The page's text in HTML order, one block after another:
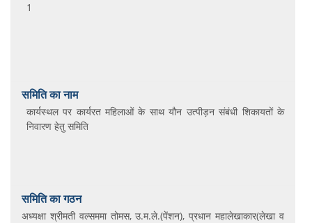
1
कार्यस्‍थल पर कार्यरत महिलाओं के साथ यौन उत्‍पीड़न संबंधी शिकायतों के
निवारण हेतु समिति
अध्‍यक्षा श्रीमती वल्सममा तोमस, उ.म.ले.(पेंशन), प्रधान महालेखाकार(लेखा व